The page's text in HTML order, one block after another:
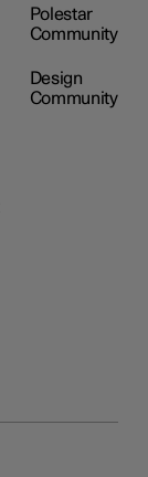
Polestar
Community
Design
Community